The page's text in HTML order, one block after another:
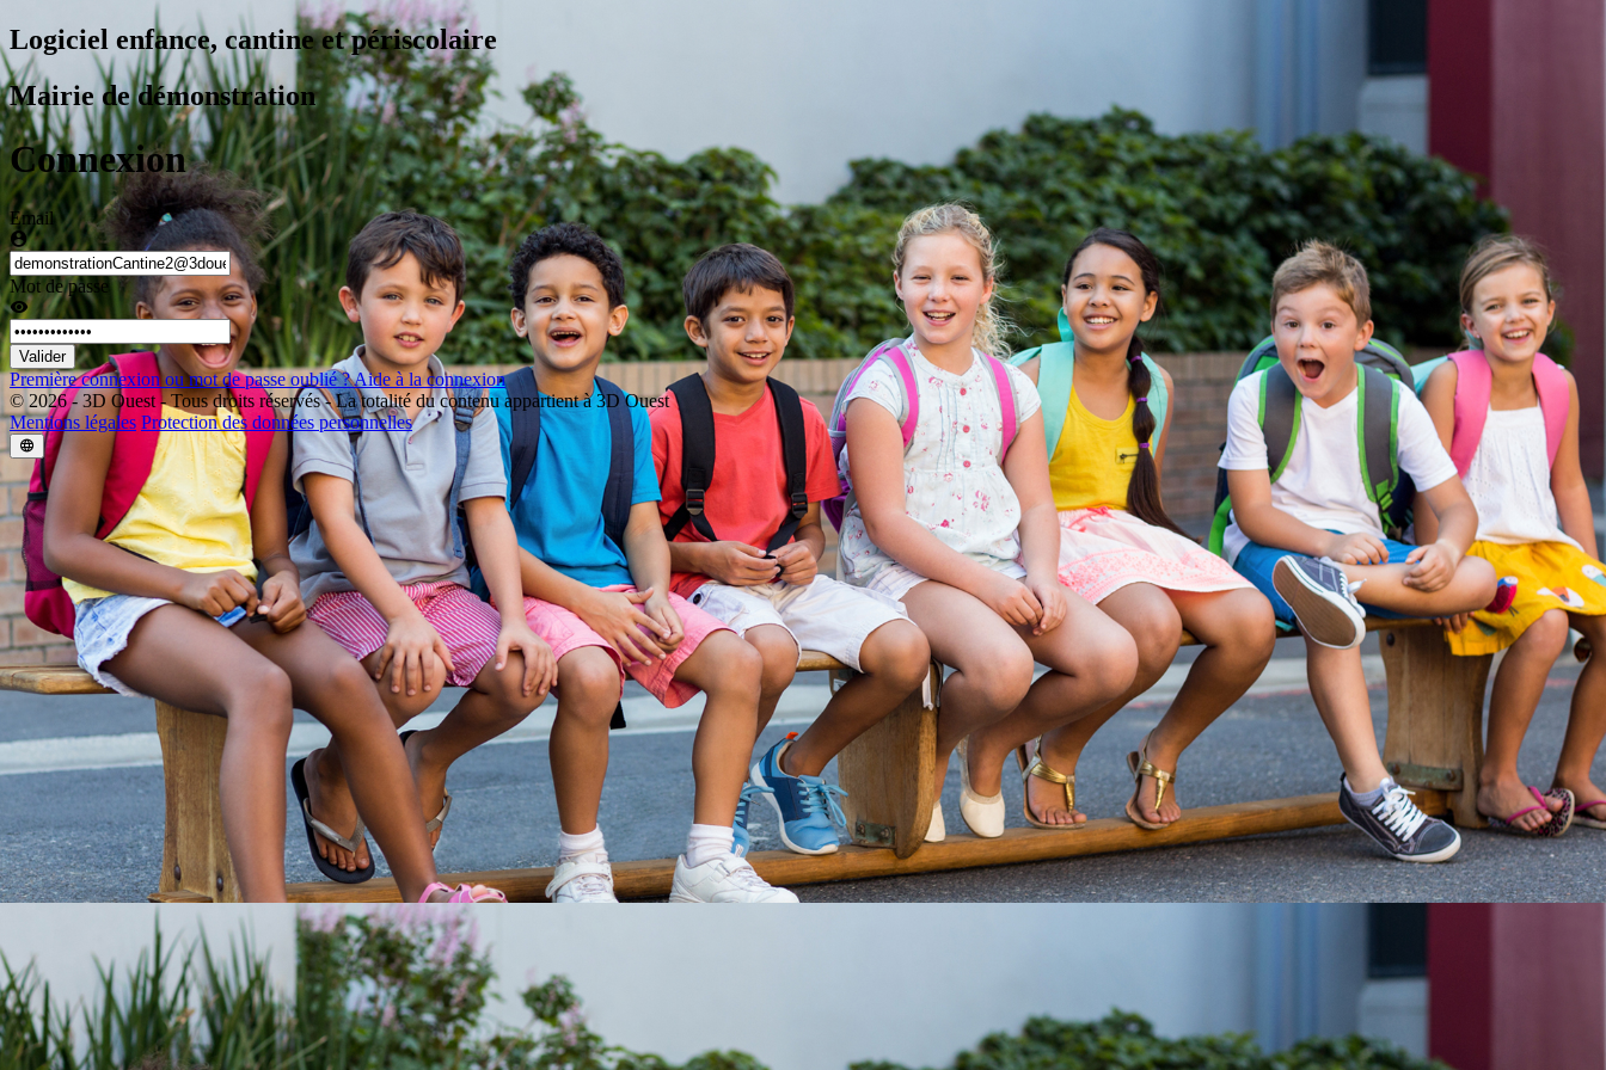
Logiciel enfance, cantine et périscolaire
Mairie de démonstration
Connexion
Email
Mot de passe
Valider
Première connexion ou mot de passe oublié ?Aide à la connexion
© 2026 - 3D Ouest - Tous droits réservés - La totalité du contenu appartient à 3D Ouest
Mentions légales Protection des données personnelles